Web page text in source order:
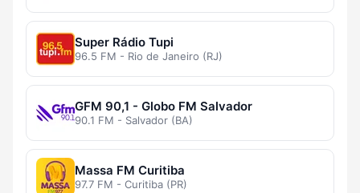
Super Rádio Tupi
96.5 FM - Rio de Janeiro (RJ)
GFM 90,1 - Globo FM Salvador
90.1 FM - Salvador (BA)
Massa FM Curitiba
97.7 FM - Curitiba (PR)